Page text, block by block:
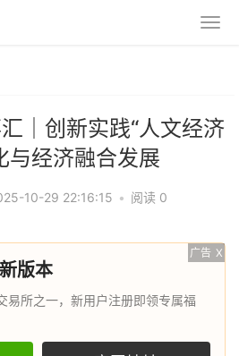
｜创新实践“人文经济
经济融合发展
10-29 22:16:15 • 阅读 0
广告 X
版本
易所之一，新用户注册即领专属福